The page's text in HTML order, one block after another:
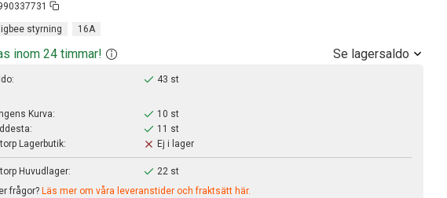
styrning 16A
inom 24 timmar! Se lagersaldo
43 st
Kurva:
10 st
11 st
Lagerbutik:
Ej i lager
Huvudlager:
22 st
frågor? Läs mer om våra leveranstider och fraktsätt här.